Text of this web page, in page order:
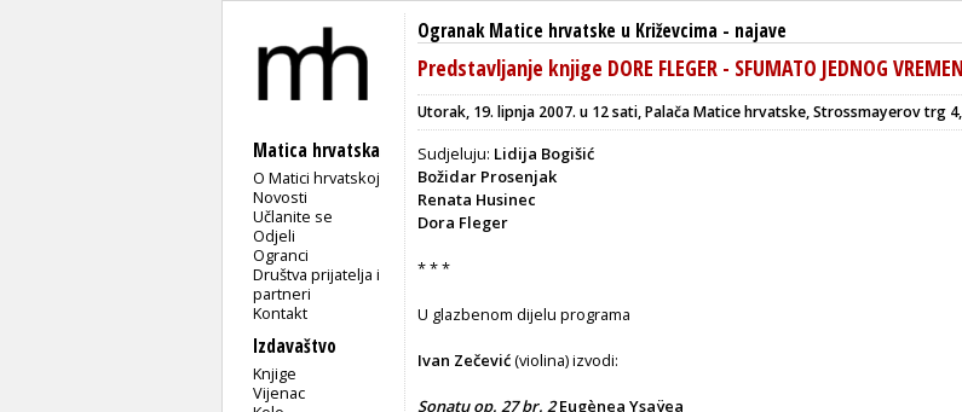
Matica hrvatska
O Matici hrvatskoj
Novosti
Učlanite se
Odjeli
Ogranci
Društva prijatelja i
partneri
Kontakt
Izdavaštvo
Knjige
Vijenac
Ogranak Matice hrvatske u Križevcima - najave
Predstavljanje knjige DORE FLEGER - SFUMATO JEDNOG
Utorak, 19. lipnja 2007. u 12 sati, Palača Matice hrvatske, Strossmayerov trg
Sudjeluju: Lidija Bogišić
Božidar Prosenjak
Renata Husinec
Dora Fleger
* * *
U glazbenom dijelu programa
Ivan Zečević(violina) izvodi:
Sonatu op. 27 br. 2Eugènea Ysaÿea